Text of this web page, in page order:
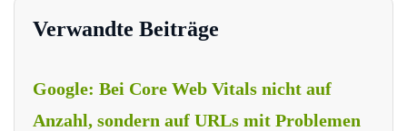
Verwandte Beiträge
Google: Bei Core Web Vitals nicht auf
Anzahl, sondern auf URLs mit Problemen